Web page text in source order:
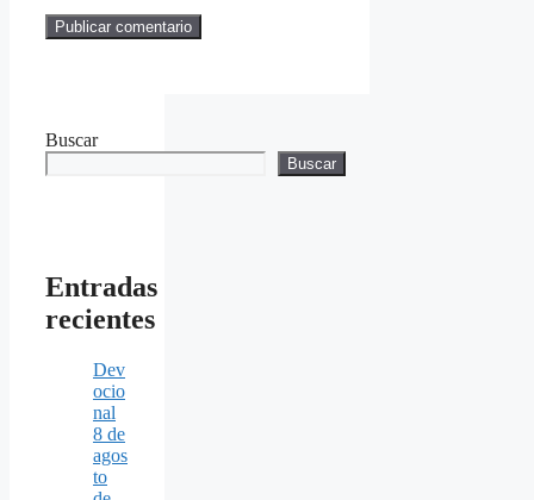
Buscar
Buscar
Entradas
recientes
Dev
ocio
nal
8 de
agos
to